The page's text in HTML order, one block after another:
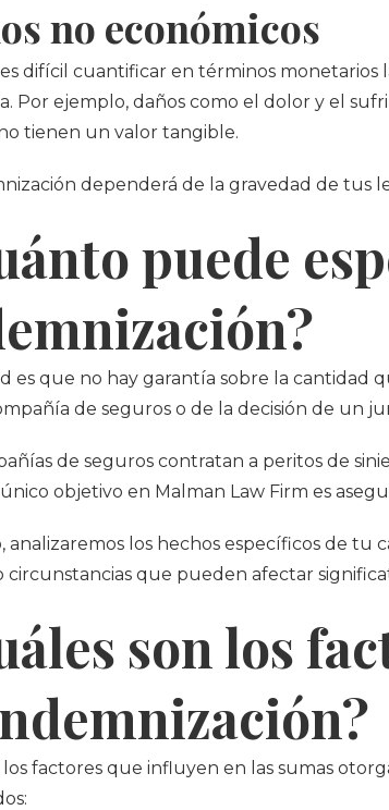
no económicos
difícil cuantificar en términos monetarios
Por ejemplo, daños como el dolor y el
tienen un valor tangible.
dependerá de la gravedad de tus
puede
es que no hay garantía sobre la cantidad
de seguros o de la decisión de un
de seguros contratan a peritos de
objetivo en Malman Law Firm es
analizaremos los hechos específicos de
circunstancias que pueden afectar
son los
factores que influyen en las sumas